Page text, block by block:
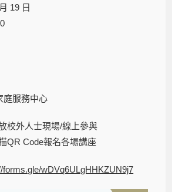
19 日
庭服務中心
校外人士現場/線上參與
QR Code報名各場講座
forms.gle/wDVq6ULgHHKZUN9j7